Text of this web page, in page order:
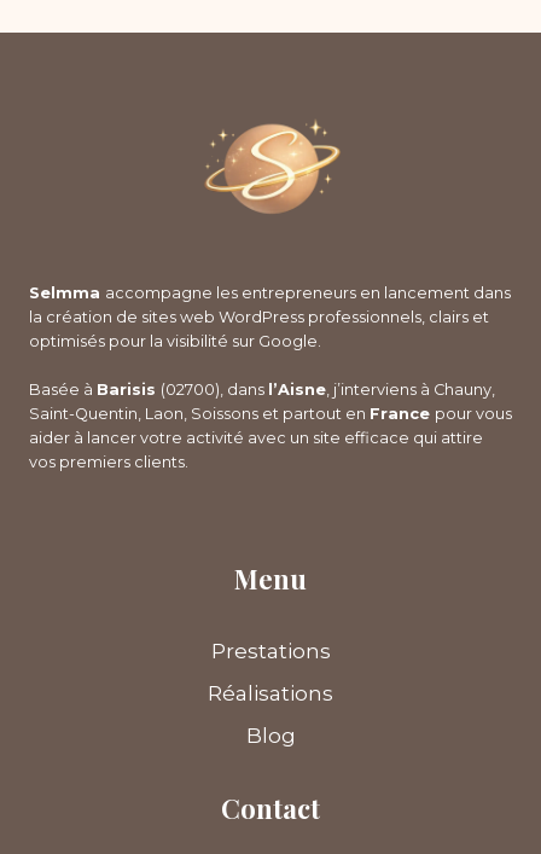
Selmma accompagne les entrepreneurs en lancement dans
la création de sites web WordPress professionnels, clairs et
optimisés pour la visibilité sur Google.
Basée à Barisis (02700), dans l’Aisne, j’interviens à Chauny,
Saint-Quentin, Laon, Soissons et partout en France pour vous
aider à lancer votre activité avec un site efficace qui attire
vos premiers clients.
Menu
Prestations
Réalisations
Blog
Contact